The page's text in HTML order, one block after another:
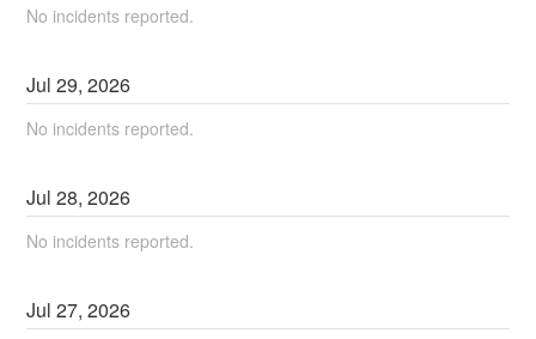
No incidents reported.
Jul29,2026
No incidents reported.
Jul28,2026
No incidents reported.
Jul27,2026